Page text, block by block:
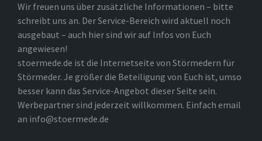
Wir freuen uns über zusätzliche Informationen – bitte
schreibt uns an. Der Service-Bereich wird aktuell noch
ausgebaut – auch hier sind wir auf Infos von Euch
angewiesen!
stoermede.de ist die Internetseite von Störmedern für
Störmeder. Je größer die Beteiligung von Euch ist, umso
besser kann das Service-Angebot dieser Seite sein.
Werbepartner sind jederzeit willkommen. Einfach email
an info@stoermede.de